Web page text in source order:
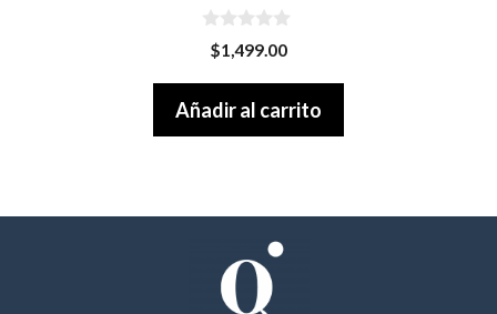
o
o
$1,499.00
Añadir al carrito